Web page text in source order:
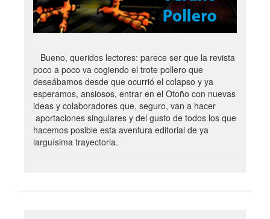
Bueno, queridos lectores: parece ser que la revista
poco a poco va cogiendo el trote pollero que
deseábamos desde que ocurrió el colapso y ya
esperamos, ansiosos, entrar en el Otoño con nuevas
ideas y colaboradores que, seguro, van a hacer
aportaciones singulares y del gusto de todos los que
hacemos posible esta aventura editorial de ya
larguísima trayectoria.